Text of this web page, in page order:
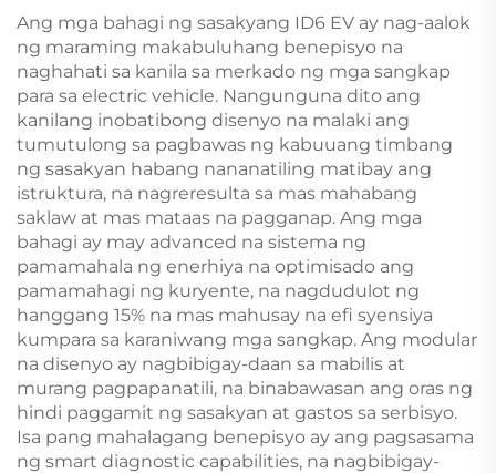
Morris Garages MG 4/ZS
Ang mga bahagi ng sasakyang ID6 EV ay nag-aalok
ng maraming makabuluhang benepisyo na
naghahati sa kanila sa merkado ng mga sangkap
para sa electric vehicle. Nangunguna dito ang
kanilang inobatibong disenyo na malaki ang
tumutulong sa pagbawas ng kabuuang timbang
ng sasakyan habang nananatiling matibay ang
istruktura, na nagreresulta sa mas mahabang
saklaw at mas mataas na pagganap. Ang mga
bahagi ay may advanced na sistema ng
pamamahala ng enerhiya na optimisado ang
pamamahagi ng kuryente, na nagdudulot ng
hanggang 15% na mas mahusay na efi syensiya
kumpara sa karaniwang mga sangkap. Ang modular
na disenyo ay nagbibigay-daan sa mabilis at
murang pagpapanatili, na binabawasan ang oras ng
hindi paggamit ng sasakyan at gastos sa serbisyo.
Isa pang mahalagang benepisyo ay ang pagsasama
ng smart diagnostic capabilities, na nagbibigay-